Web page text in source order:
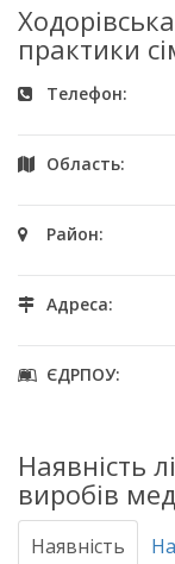
практики
Телефон:
Область:
Район:
Адреса:
ЄДРПОУ:
Наявність
виробів
Наявність